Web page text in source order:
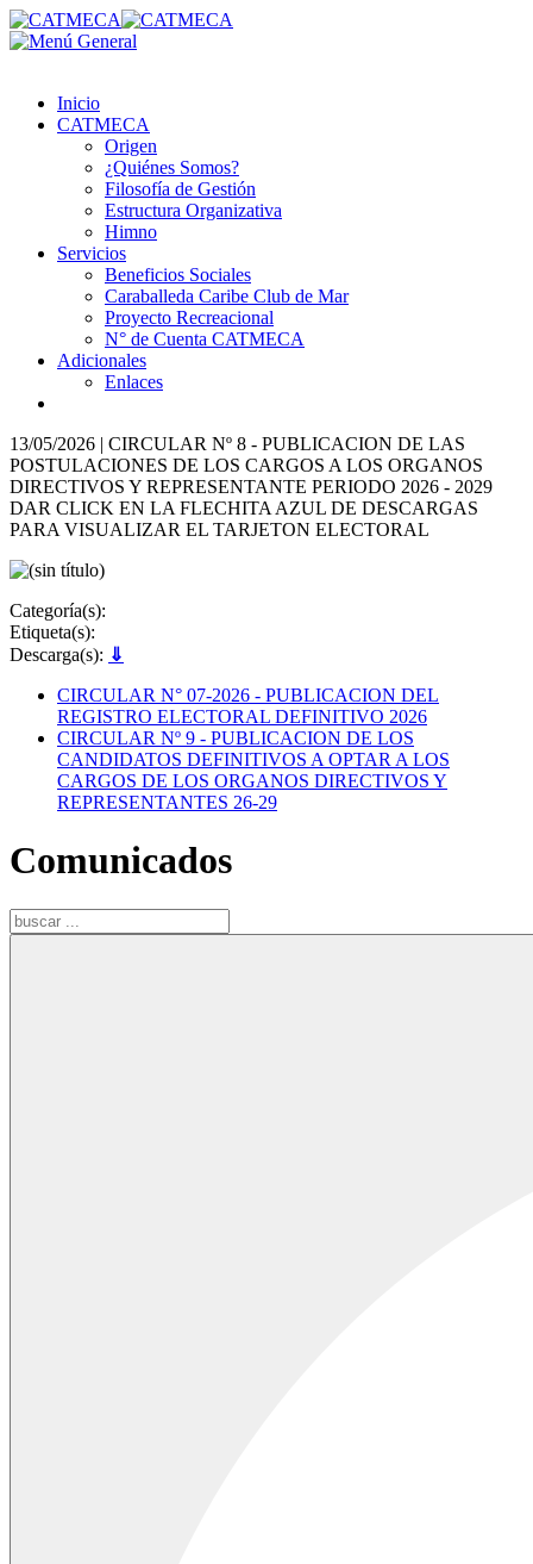
Inicio
CATMECA
Origen
¿Quiénes Somos?
Filosofía de Gestión
Estructura Organizativa
Himno
Servicios
Beneficios Sociales
Caraballeda Caribe Club de Mar
Proyecto Recreacional
N° de Cuenta CATMECA
Adicionales
Enlaces
13/05/2026 | CIRCULAR Nº 8 - PUBLICACION DE LAS
POSTULACIONES DE LOS CARGOS A LOS ORGANOS
DIRECTIVOS Y REPRESENTANTE PERIODO 2026 - 2029
DAR CLICK EN LA FLECHITA AZUL DE DESCARGAS
PARA VISUALIZAR EL TARJETON ELECTORAL
Categoría(s):
Etiqueta(s):
Descarga(s): ⇓
CIRCULAR N° 07-2026 - PUBLICACION DEL
REGISTRO ELECTORAL DEFINITIVO 2026
CIRCULAR Nº 9 - PUBLICACION DE LOS
CANDIDATOS DEFINITIVOS A OPTAR A LOS
CARGOS DE LOS ORGANOS DIRECTIVOS Y
REPRESENTANTES 26-29
Comunicados